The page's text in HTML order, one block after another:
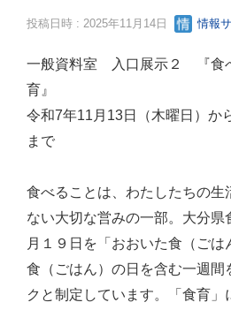
投稿日時 : 2025年11月14日 情報
一般資料室 入口展示２ 『食
育』
令和7年11月13日（木曜日）か
まで
食べることは、わたしたちの生
ない大切な営みの一部。大分県
月１９日を「おおいた食（ごは
食（ごはん）の日を含む一週間
クと制定しています。「食育」